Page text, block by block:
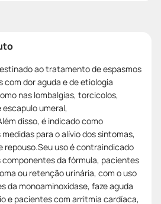
ao tratamento de espasmos
com dor aguda e de etiologia
nas lombalgias, torcicolos,
umeral,
disso, é indicado como
para o alívio dos sintomas,
repouso.Seu uso é contraindicado
componentes da fórmula, pacientes
ou retenção urinária, com o uso
da monoaminoxidase, faze aguda
e pacientes com arritmia cardíaca,